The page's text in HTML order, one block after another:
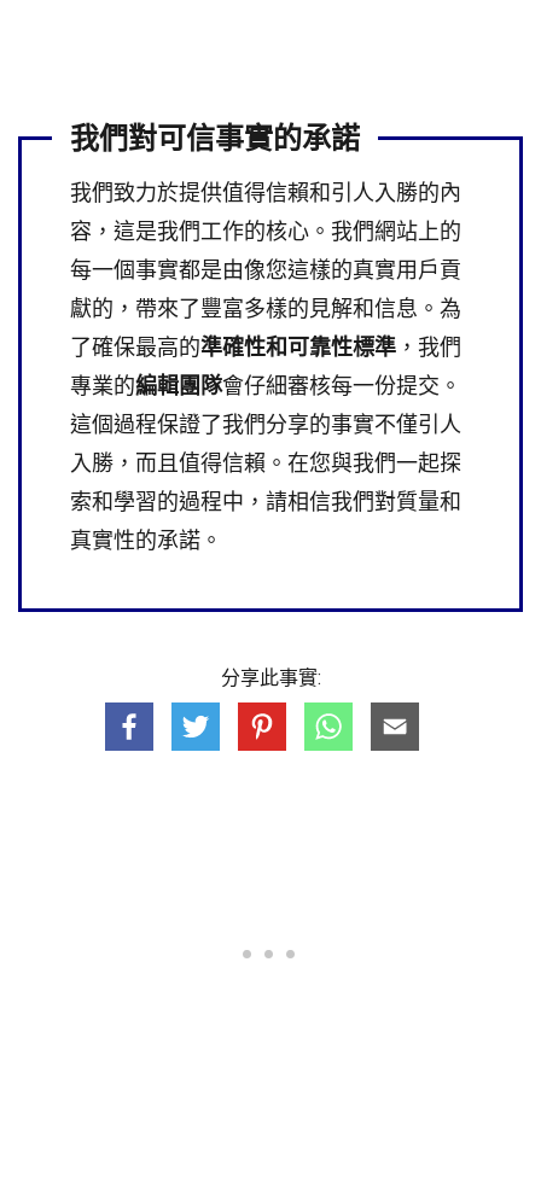
我們對可信事實的承諾
我們致力於提供值得信賴和引人入勝的內
容，這是我們工作的核心。我們網站上的
每一個事實都是由像您這樣的真實用戶貢
獻的，帶來了豐富多樣的見解和信息。為
了確保最高的準確性和可靠性標準 ，我們
專業的編輯團隊會仔細審核每一份提交。
這個過程保證了我們分享的事實不僅引人
入勝，而且值得信賴。在您與我們一起探
索和學習的過程中，請相信我們對質量和
真實性的承諾。
分享此事實: